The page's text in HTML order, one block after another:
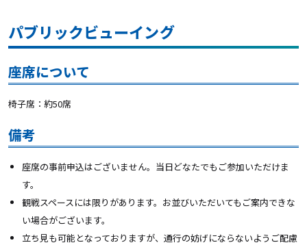
パブリックビューイング
座席について
椅子席：約50席
備考
座席の事前申込はございません。当日どなたでもご参加いただけま
す。
観戦スペースには限りがあります。お並びいただいてもご案内できな
い場合がございます。
立ち見も可能となっておりますが、通行の妨げにならないようご配慮